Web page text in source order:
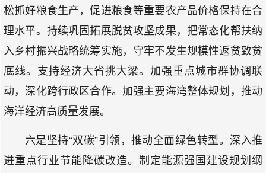
松抓好粮食生产，促进粮食等重要农产品价格保持在合
理水平。持续巩固拓展脱贫攻坚成果，把常态化帮扶纳
入乡村振兴战略统筹实施，守牢不发生规模性返贫致贫
底线。支持经济大省挑大梁。加强重点城市群协调联
动，深化跨行政区合作。加强主要海湾整体规划，推动
海洋经济高质量发展。
六是坚持“双碳”引领，推动全面绿色转型。深入推
进重点行业节能降碳改造。制定能源强国建设规划纲